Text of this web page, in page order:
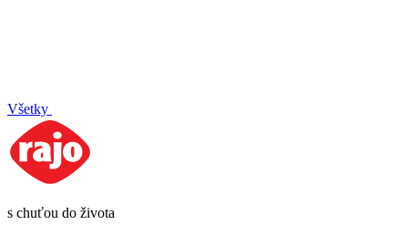
Všetky
s chuťou do života